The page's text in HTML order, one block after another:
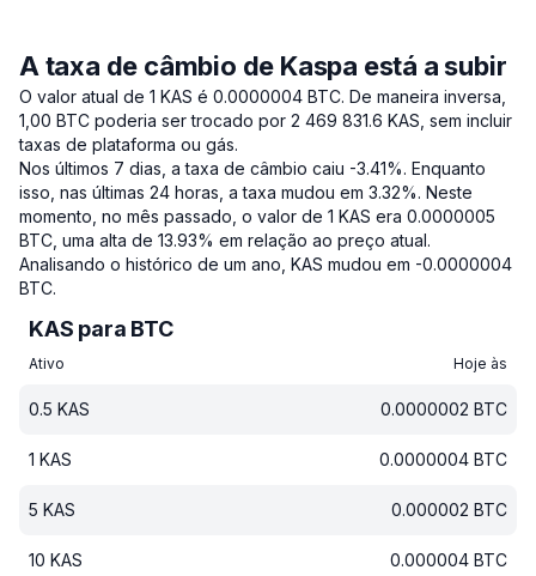
A taxa de câmbio de Kaspa está a subir
O valor atual de 1 KAS é 0.0000004 BTC. De maneira inversa,
1,00 BTC poderia ser trocado por 2 469 831.6 KAS, sem incluir
taxas de plataforma ou gás.
Nos últimos 7 dias, a taxa de câmbio caiu -3.41%. Enquanto
isso, nas últimas 24 horas, a taxa mudou em 3.32%. Neste
momento, no mês passado, o valor de 1 KAS era 0.0000005
BTC, uma alta de 13.93% em relação ao preço atual.
Analisando o histórico de um ano, KAS mudou em -0.0000004
BTC.
KAS para BTC
Ativo Hoje às
0.5 KAS 0.0000002 BTC
1 KAS 0.0000004 BTC
5 KAS 0.000002 BTC
10 KAS 0.000004 BTC